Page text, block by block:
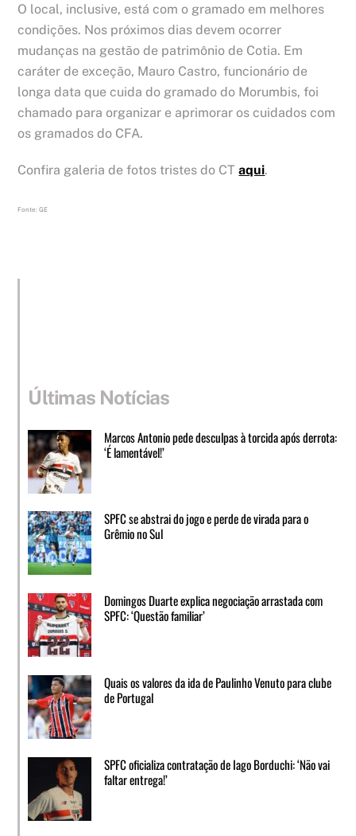
O local, inclusive, está com o gramado em melhores
condições. Nos próximos dias devem ocorrer
mudanças na gestão de patrimônio de Cotia. Em
caráter de exceção, Mauro Castro, funcionário de
longa data que cuida do gramado do Morumbis, foi
chamado para organizar e aprimorar os cuidados com
os gramados do CFA.
Confira galeria de fotos tristes do CTaqui.
Fonte: GE
Últimas Notícias
Marcos Antonio pede desculpas à torcida após derrota:
‘É lamentável!’
SPFC se abstrai do jogo e perde de virada para o
Grêmio no Sul
Domingos Duarte explica negociação arrastada com
SPFC: ‘Questão familiar’
Quais os valores da ida de Paulinho Venuto para clube
de Portugal
SPFC oficializa contratação de Iago Borduchi: ‘Não vai
faltar entrega!’